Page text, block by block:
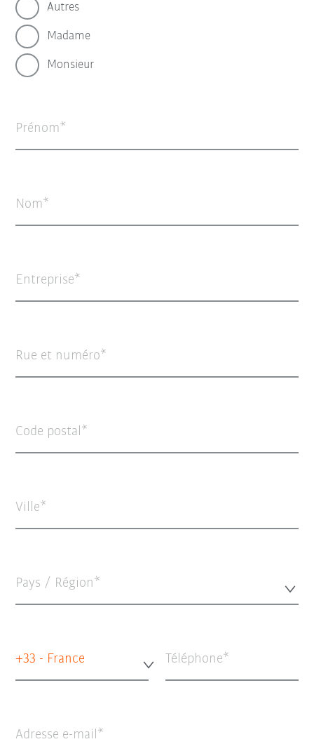
Autres
Madame
Monsieur
Prénom
Nom
Entreprise
Rue et numéro
Code postal
Ville
Pays / Région*
+33 - France Téléphone
Adresse e-mail